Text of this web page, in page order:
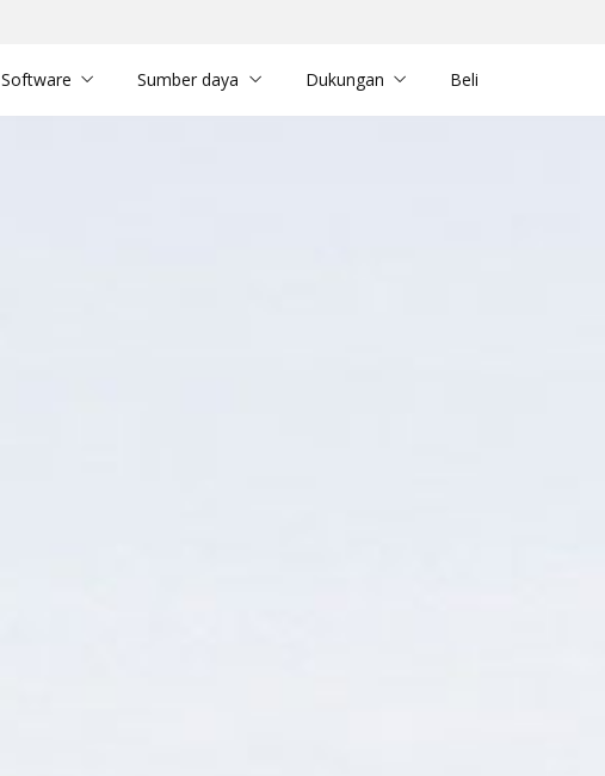
Software Sumber daya Dukungan Beli